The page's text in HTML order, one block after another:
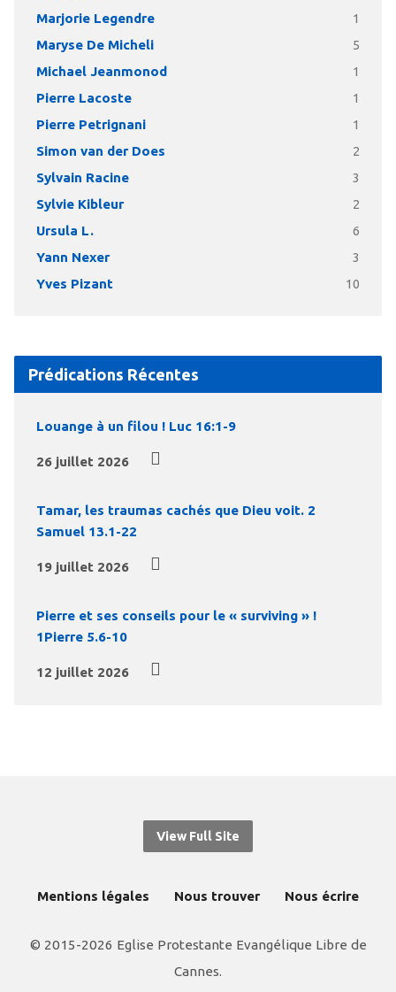
Marjorie Legendre 1
Maryse De Micheli 5
Michael Jeanmonod 1
Pierre Lacoste 1
Pierre Petrignani 1
Simon van der Does 2
Sylvain Racine 3
Sylvie Kibleur 2
Ursula L. 6
Yann Nexer 3
Yves Pizant 10
Prédications Récentes
Louange à un filou ! Luc 16:1-9
26 juillet 2026
Tamar, les traumas cachés que Dieu voit. 2
Samuel 13.1-22
19 juillet 2026
Pierre et ses conseils pour le « surviving » !
1Pierre 5.6-10
12 juillet 2026
View Full Site
Mentions légales Nous trouver Nous écrire
© 2015-2026 Eglise Protestante Evangélique Libre de
Cannes.